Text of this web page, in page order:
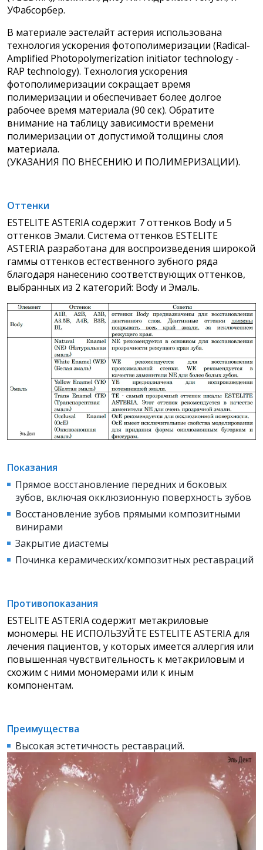
УФабсорбер.
В материале эастелайт астерия использована
технология ускорения фотополимеризации (Radical-
Amplified Photopolymerization initiator technology -
RAP technology). Технология ускорения
фотополимеризации сокращает время
полимеризации и обеспечивает более долгое
рабочее время материала (90 сек). Обратите
внимание на таблицу зависимости времени
полимеризации от допустимой толщины слоя
материала.
(УКАЗАНИЯ ПО ВНЕСЕНИЮ И ПОЛИМЕРИЗАЦИИ).
Оттенки
ESTELITE ASTERIA содержит 7 оттенков Body и 5
оттенков Эмали. Система оттенков ESTELITE
ASTERIA разработана для воспроизведения широкой
гаммы оттенков естественного зубного ряда
благодаря нанесению соответствующих оттенков,
выбранных из 2 категорий: Body и Эмаль.
Показания
Прямое восстановление передних и боковых
зубов, включая окклюзионную поверхность зубов
Восстановление зубов прямыми композитными
винирами
Закрытие диастемы
Починка керамических/композитных реставраций
Противопоказания
ESTELITE ASTERIA содержит метакриловые
мономеры. НЕ ИСПОЛЬЗУЙТЕ ESTELITE ASTERIA для
лечения пациентов, у которых имеется аллергия или
повышенная чувствительность к метакриловым и
схожим с ними мономерами или к иным
компонентам.
Преимущества
Высокая эстетичность реставраций.